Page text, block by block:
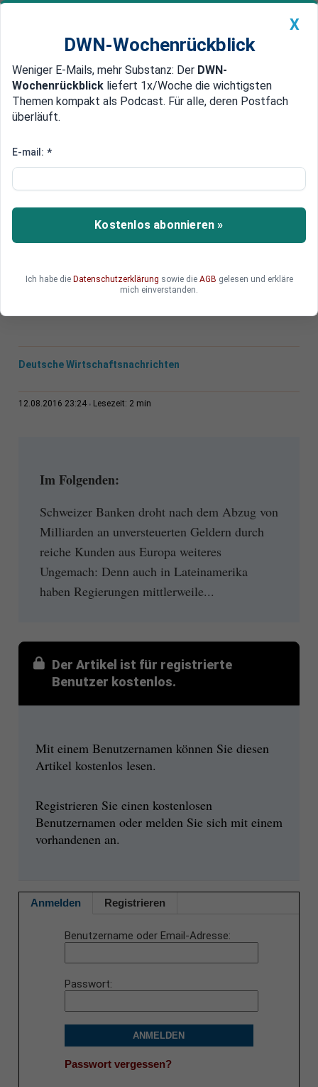
Newsticker MEIN DWN: Geldanlage Premium
Edelmetalle DWN-Magazin China
Probleme auch im Pazifikraum
Schweizer Banken drohen
Verluste in Südamerika
Schweizer Banken rechnen damit, dass
bekämpfen, in den vergangenen Monaten
Deutsche Wirtschaftsnachrichten
12.08.2016 23:24 Lesezeit: 2 min
Im Folgenden:
Schweizer Banken droht nach dem Abzug von
Milliarden an unversteuerten Geldern durch
reiche Kunden aus Europa weiteres
Ungemach: Denn auch in Lateinamerika
haben Regierungen mittlerweile...
Der Artikel ist für registrierte
Benutzer kostenlos.
Mit einem Benutzernamen können Sie diesen
Artikel kostenlos lesen.
Registrieren Sie einen kostenlosen
Benutzernamen oder melden Sie sich mit einem
vorhandenen an.
Anmelden Registrieren
Benutzername oder Email-Adresse
Passwort
ANMELDEN
Passwort vergessen?
X
DWN-Wochenrückblick
Weniger E-Mails, mehr Substanz: Der DWN-
Wochenrückblick liefert 1x/Woche die wichtigsten
Themen kompakt als Podcast. Für alle, deren Postfach
überläuft.
E-mail: *
Kostenlos abonnieren »
Ich habe die Datenschutzerklärung sowie die AGB gelesen und erkläre
mich einverstanden.